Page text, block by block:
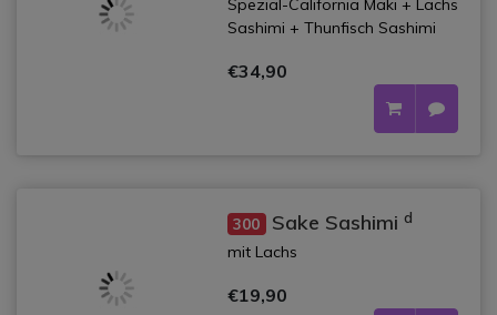
Spezial-California Maki + Lachs
Sashimi + Thunfisch Sashimi
€34,90
300 Sake Sashimi d
mit Lachs
€19,90